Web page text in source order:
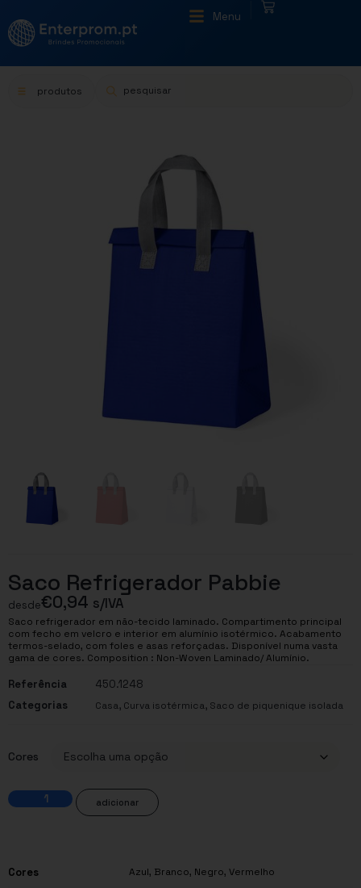
Menu
produtos
Saco Refrigerador Pabbie
desde€0,94 s/IVA
Saco refrigerador em não-tecido laminado. Compartimento principal
com fecho em velcro e interior em alumínio isotérmico. Acabamento
termos-selado, com foles e asas reforçadas. Disponível numa vasta
gama de cores. Composition : Non-Woven Laminado/ Alumínio.
Referência
450.1248
Categorias
Casa, Curva isotérmica, Saco de piquenique isolada
Cores
adicionar
Cores Azul, Branco, Negro, Vermelho